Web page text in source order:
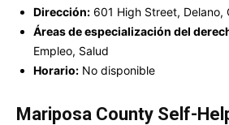
Dirección: 601 High Street, Delano,
Áreas de especialización del
Empleo, Salud
Horario: No disponible
Mariposa County Self-